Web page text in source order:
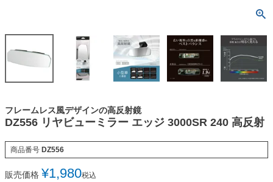
フレームレス風デザインの高反射鏡
DZ556 リヤビューミラー エッジ 3000SR 240 高反射
商品番号 DZ556
販売価格 ¥1,980税込